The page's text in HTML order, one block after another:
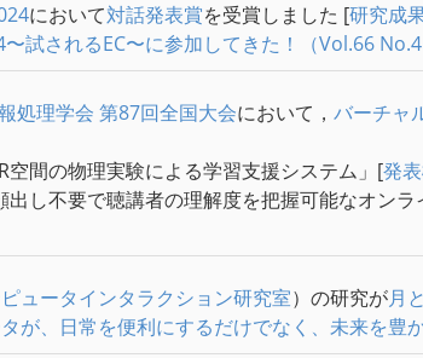
において対話発表賞を受賞しました [研究成
されるEC〜に参加してきた！（Vol.66 No.4
処理学会 第87回全国大会において， バーチャ
空間の物理実験による学習支援システム」[発
し不要で聴講者の理解度を把握可能なオン
ュータインタラクション研究室）の研究が月
が、日常を便利にするだけでなく、未来を豊